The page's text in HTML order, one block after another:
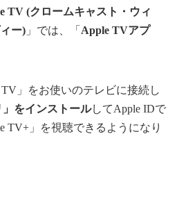
TV (クロームキャスト・ウィ
ー) 」では、「 Apple TVアプ
TV」をお使いのテレビに接続し
」をインストールしてApple IDで
TV+」を視聴できるようになり